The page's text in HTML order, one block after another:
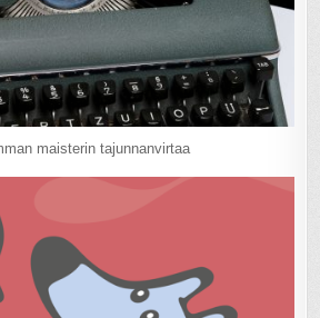
maisterin tajunnanvirtaa